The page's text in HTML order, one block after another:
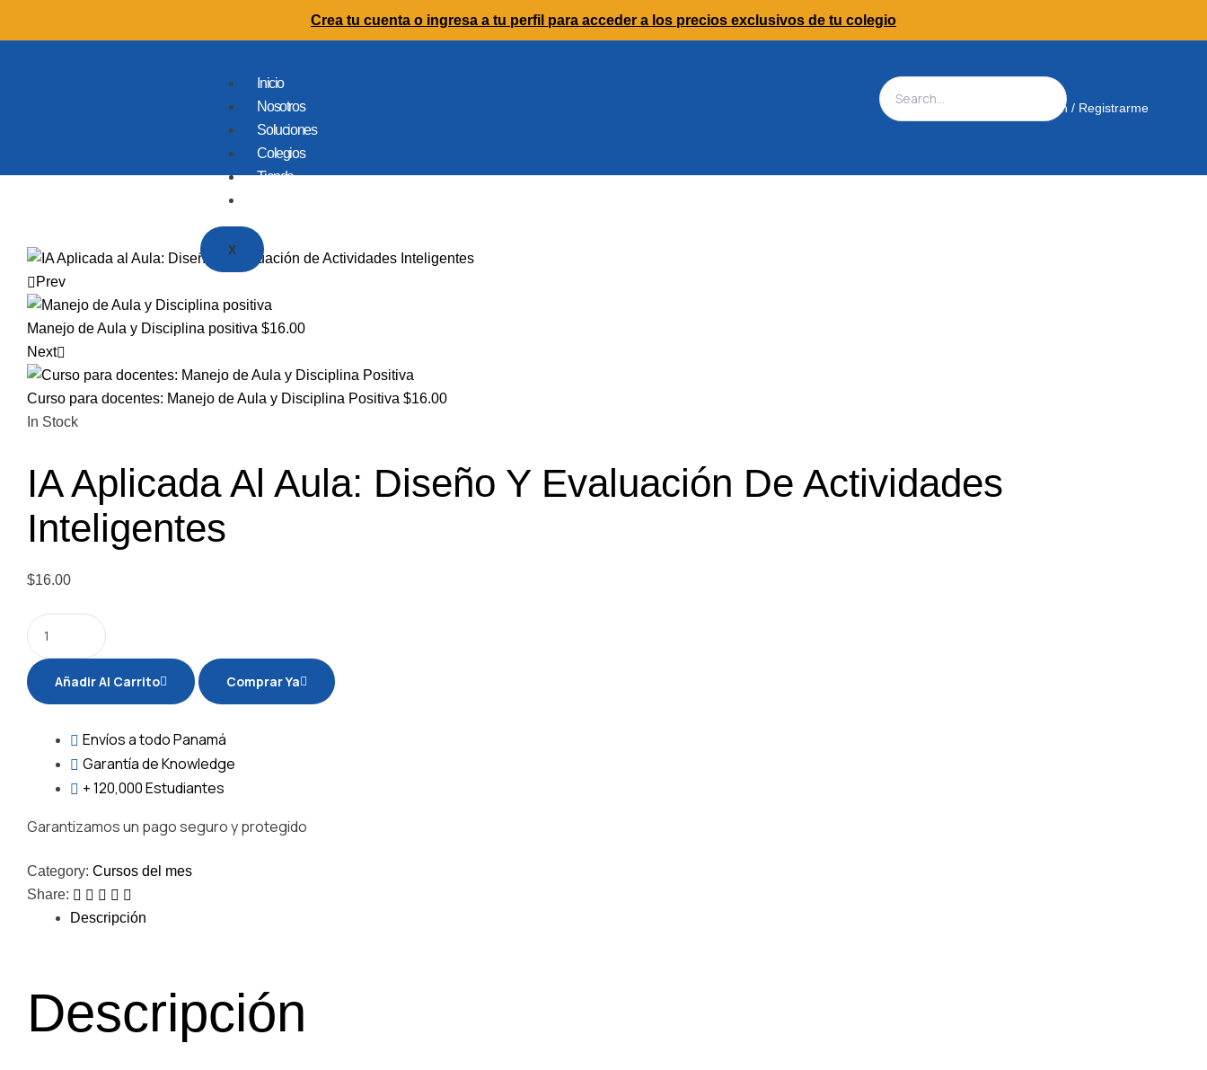
Crea tu cuenta o ingresa a tu perfil para acceder a los precios exclusivos de tu colegio
Inicio
Nosotros
Soluciones
Colegios
Tienda
X
Iniciar Sesión / Registrarme
Prev
Manejo de Aula y Disciplina positiva $16.00
Next
Curso para docentes: Manejo de Aula y Disciplina Positiva $16.00
In Stock
IA Aplicada Al Aula: Diseño Y Evaluación De Actividades
Inteligentes
$16.00
Añadir Al Carrito Comprar Ya
Envíosa todo Panamá
Garantíade Knowledge
+ 120,000Estudiantes
Garantizamos un pago seguro y protegido
Category: Cursos del mes
Share:
Descripción
Descripción